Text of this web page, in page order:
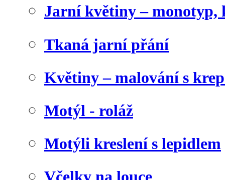
Jarní květiny – monotyp,
Tkaná jarní přání
Květiny – malování s
Motýl - roláž
Motýli kreslení s lepidlem